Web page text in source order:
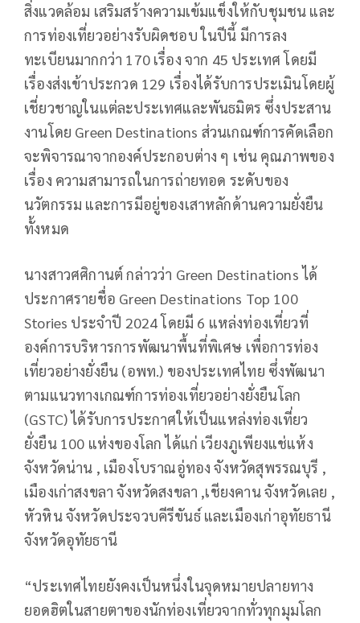
สิ่งแวดล้อม เสริมสร้างความเข้มแข็งให้กับชุมชน และ
การท่องเที่ยวอย่างรับผิดชอบ ในปีนี้ มีการลง
ทะเบียนมากกว่า 170 เรื่อง จาก 45 ประเทศ โดยมี
เรื่องส่งเข้าประกวด 129 เรื่องได้รับการประเมินโดยผู้
เชี่ยวชาญในแต่ละประเทศและพันธมิตร ซึ่งประสาน
งานโดย Green Destinations ส่วนเกณฑ์การคัดเลือก
จะพิจารณาจากองค์ประกอบต่าง ๆ เช่น คุณภาพของ
เรื่อง ความสามารถในการถ่ายทอด ระดับของ
นวัตกรรม และการมีอยู่ของเสาหลักด้านความยั่งยืน
ทั้งหมด
นางสาวศศิกานต์ กล่าวว่า Green Destinations ได้
ประกาศรายชื่อ Green Destinations Top 100
Stories ประจำปี 2024 โดยมี 6 แหล่งท่องเที่ยวที่
องค์การบริหารการพัฒนาพื้นที่พิเศษ เพื่อการท่อง
เที่ยวอย่างยั่งยืน (อพท.) ของประเทศไทย ซึ่งพัฒนา
ตามแนวทางเกณฑ์การท่องเที่ยวอย่างยั่งยืนโลก
(GSTC) ได้รับการประกาศให้เป็นแหล่งท่องเที่ยว
ยั่งยืน 100 แห่งของโลก ได้แก่ เวียงภูเพียงแช่แห้ง
จังหวัดน่าน , เมืองโบราณอู่ทอง จังหวัดสุพรรณบุรี ,
เมืองเก่าสงขลา จังหวัดสงขลา ,เชียงคาน จังหวัดเลย ,
หัวหิน จังหวัดประจวบคีรีขันธ์ และเมืองเก่าอุทัยธานี
จังหวัดอุทัยธานี
“ประเทศไทยยังคงเป็นหนึ่งในจุดหมายปลายทาง
ยอดฮิตในสายตาของนักท่องเที่ยวจากทั่วทุกมุมโลก